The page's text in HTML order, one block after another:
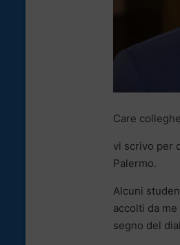
Care
vi scrivo per
Palermo.
Alcuni
accolti da
segno del